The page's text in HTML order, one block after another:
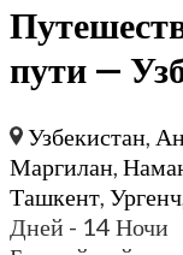
пути —
Узбекистан
Маргилан
Ташкент Ургенч
Дней - 14 Ночи